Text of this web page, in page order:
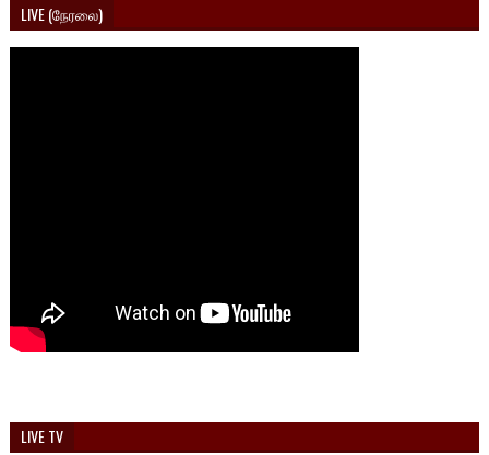
LIVE (நேரலை)
LIVE TV